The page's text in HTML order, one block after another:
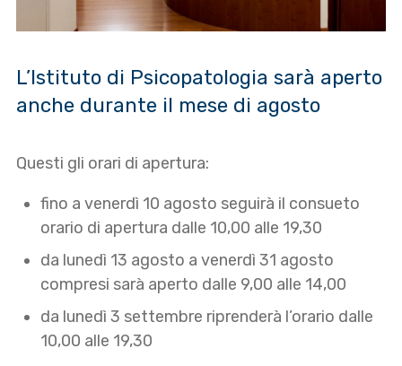
L’Istituto di Psicopatologia sarà aperto
anche durante il mese di agosto
Questi gli orari di apertura:
fino a venerdì 10 agosto seguirà il consueto
orario di apertura dalle 10,00 alle 19,30
da lunedì 13 agosto a venerdì 31 agosto
compresi sarà aperto dalle 9,00 alle 14,00
da lunedì 3 settembre riprenderà l’orario dalle
10,00 alle 19,30